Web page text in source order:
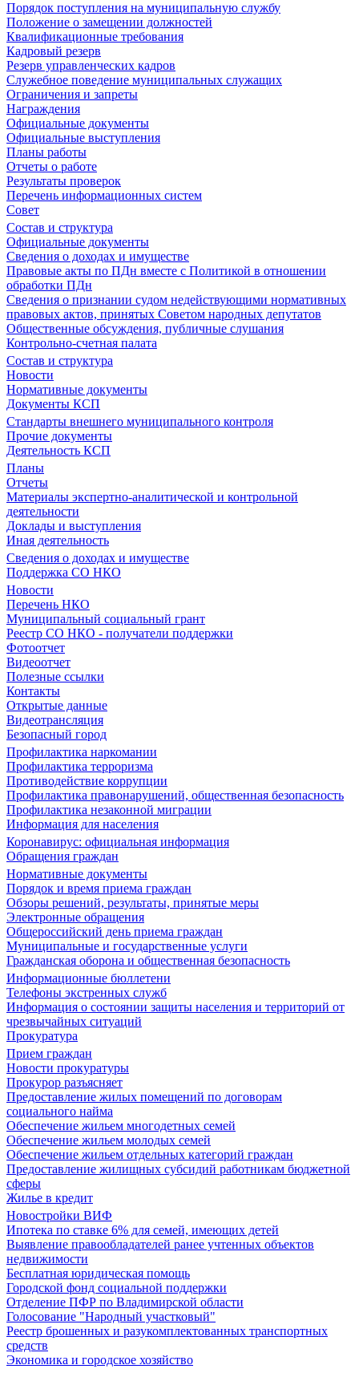
Порядок поступления на муниципальную службу
Положение о замещении должностей
Квалификационные требования
Кадровый резерв
Резерв управленческих кадров
Служебное поведение муниципальных служащих
Ограничения и запреты
Награждения
Официальные документы
Официальные выступления
Планы работы
Отчеты о работе
Результаты проверок
Перечень информационных систем
Совет
Состав и структура
Официальные документы
Сведения о доходах и имуществе
Правовые акты по ПДн вместе с Политикой в отношении
обработки ПДн
Сведения о признании судом недействующими нормативных
правовых актов, принятых Советом народных депутатов
Общественные обсуждения, публичные слушания
Контрольно-счетная палата
Состав и структура
Новости
Нормативные документы
Документы КСП
Стандарты внешнего муниципального контроля
Прочие документы
Деятельность КСП
Планы
Отчеты
Материалы экспертно-аналитической и контрольной
деятельности
Доклады и выступления
Иная деятельность
Сведения о доходах и имуществе
Поддержка СО НКО
Новости
Перечень НКО
Муниципальный социальный грант
Реестр СО НКО - получатели поддержки
Фотоотчет
Видеоотчет
Полезные ссылки
Контакты
Открытые данные
Видеотрансляция
Безопасный город
Профилактика наркомании
Профилактика терроризма
Противодействие коррупции
Профилактика правонарушений, общественная безопасность
Профилактика незаконной миграции
Информация для населения
Коронавирус: официальная информация
Обращения граждан
Нормативные документы
Порядок и время приема граждан
Обзоры решений, результаты, принятые меры
Электронные обращения
Общероссийский день приема граждан
Муниципальные и государственные услуги
Гражданская оборона и общественная безопасность
Информационные бюллетени
Телефоны экстренных служб
Информация о состоянии защиты населения и территорий от
чрезвычайных ситуаций
Прокуратура
Прием граждан
Новости прокуратуры
Прокурор разъясняет
Предоставление жилых помещений по договорам
социального найма
Обеспечение жильем многодетных семей
Обеспечение жильем молодых семей
Обеспечение жильем отдельных категорий граждан
Предоставление жилищных субсидий работникам бюджетной
сферы
Жилье в кредит
Новостройки ВИФ
Ипотека по ставке 6% для семей, имеющих детей
Выявление правообладателей ранее учтенных объектов
недвижимости
Бесплатная юридическая помощь
Городской фонд социальной поддержки
Отделение ПФР по Владимирской области
Голосование "Народный участковый"
Реестр брошенных и разукомплектованных транспортных
средств
Экономика и городское хозяйство